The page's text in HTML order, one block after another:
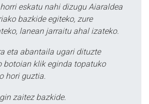
eskatu nahi dizugu Aiaraldea
bazkide egiteko, zure
lanean jarraitu ahal izateko.
eta abantaila ugari dituzte
botoian klik eginda topatuko
hori guztia.
zaitez bazkide.